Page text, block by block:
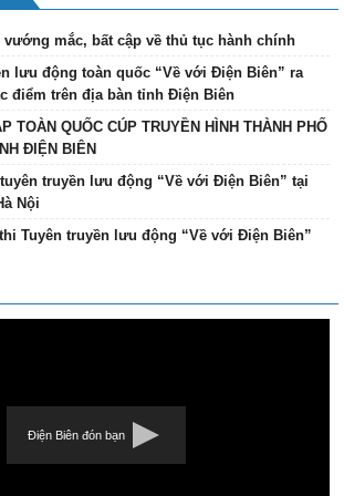
vướng mắc, bất cập về thủ tục hành chính
lưu động toàn quốc “Về với Điện Biên” ra
điểm trên địa bàn tỉnh Điện Biên
TOÀN QUỐC CÚP TRUYỀN HÌNH THÀNH PHỐ
ĐIỆN BIÊN
truyền lưu động “Về với Điện Biên” tại
Nội
Tuyên truyền lưu động “Về với Điện Biên”
Điện Biên đón bạn